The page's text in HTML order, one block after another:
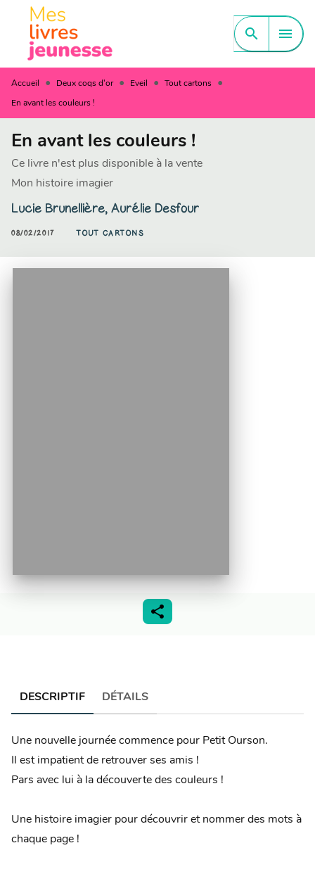
MENU CONTENU
PIED DE PAGE
search menu
Accueil • Deux coqs d'or • Eveil • Tout cartons •
En avant les couleurs !
En avant les couleurs !
Ce livre n'est plus disponible à la vente
Mon histoire imagier
Lucie Brunellière, Aurélie Desfour
08/02/2017 TOUT CARTONS
DESCRIPTIF DÉTAILS
Une nouvelle journée commence pour Petit Ourson.
Il est impatient de retrouver ses amis !
Pars avec lui à la découverte des couleurs !
Une histoire imagier pour découvrir et nommer des mots à
chaque page !